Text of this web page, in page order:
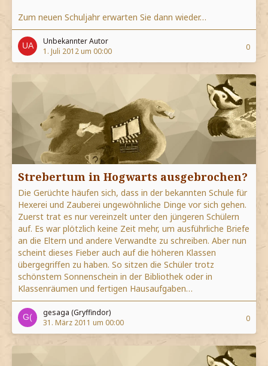
Zum neuen Schuljahr erwarten Sie dann wieder…
Unbekannter Autor
1. Juli 2012 um 00:00
0
Strebertum in Hogwarts ausgebrochen?
Die Gerüchte häufen sich, dass in der bekannten Schule für
Hexerei und Zauberei ungewöhnliche Dinge vor sich gehen.
Zuerst trat es nur vereinzelt unter den jüngeren Schülern
auf. Es war plötzlich keine Zeit mehr, um ausführliche Briefe
an die Eltern und andere Verwandte zu schreiben. Aber nun
scheint dieses Fieber auch auf die höheren Klassen
übergegriffen zu haben. So sitzen die Schüler trotz
schönstem Sonnenschein in der Bibliothek oder in
Klassenräumen und fertigen Hausaufgaben…
gesaga (Gryffindor)
31. März 2011 um 00:00
0